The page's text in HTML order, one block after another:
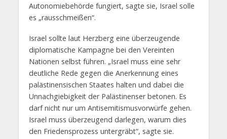
Autonomiebehörde fungiert, sagte sie, Israel solle
es „rausschmeißen“.
Israel sollte laut Herzberg eine überzeugende
diplomatische Kampagne bei den Vereinten
Nationen selbst führen. „Israel muss eine sehr
deutliche Rede gegen die Anerkennung eines
palästinensischen Staates halten und dabei die
Unnachgiebigkeit der Palästinenser betonen. Es
darf nicht nur um Antisemitismusvorwürfe gehen.
Israel muss überzeugend darlegen, warum dies
den Friedensprozess untergräbt“, sagte sie.